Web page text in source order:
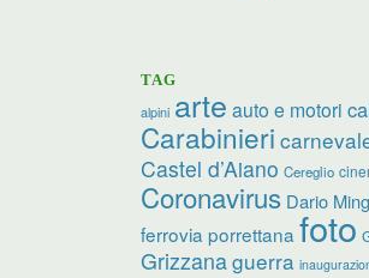
TAG
alpini arte auto e motori
Carabinieri
Castel d’Aiano Cereglio
Coronavirus Dario
ferrovia porrettana foto
Grizzanaguerra